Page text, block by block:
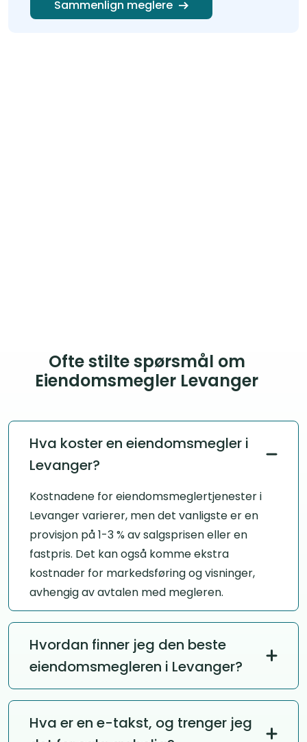
Sammenlign meglere
Ofte stilte spørsmål om
Eiendomsmegler Levanger
Hva koster en eiendomsmegler i
Levanger?
Kostnadene for eiendomsmeglertjenester i
Levanger varierer, men det vanligste er en
provisjon på 1-3 % av salgsprisen eller en
fastpris. Det kan også komme ekstra
kostnader for markedsføring og visninger,
avhengig av avtalen med megleren.
Hvordan finner jeg den beste
eiendomsmegleren i Levanger?
For å finne riktig megler bør du sammenligne
flere tilbud og se etter meglere med god
lokalkunnskap om Levanger, gode
Hva er en e-takst, og trenger jeg